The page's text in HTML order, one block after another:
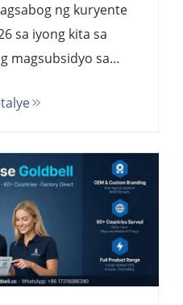
noong 2026
ng kuryente
sa iyong kita sa
magsubsidyo sa
kahusayan na
sa enerhiya
direkta mula sa